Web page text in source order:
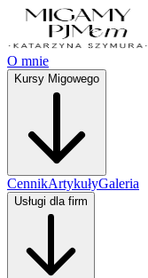
O mnie
Kursy Migowego
CennikArtykułyGaleria
Usługi dla firm